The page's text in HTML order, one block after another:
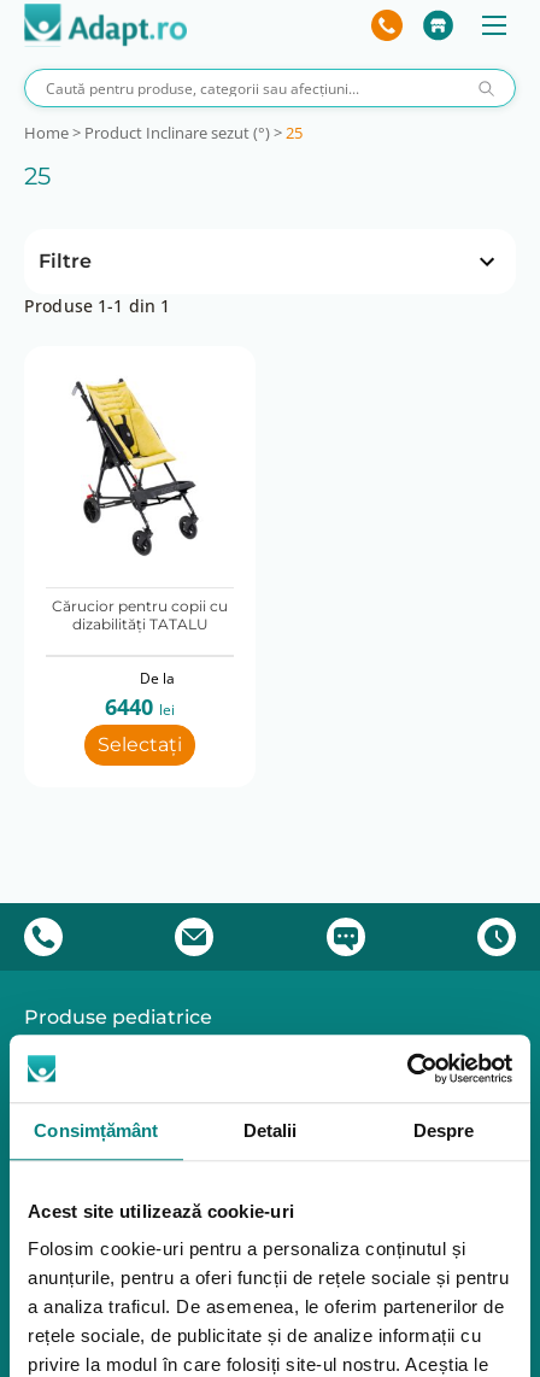
Consimțământ Detalii Despre
Acest site utilizează cookie-uri
Folosim cookie-uri pentru a personaliza conținutul și
anunțurile, pentru a oferi funcții de rețele sociale și pentru
a analiza traficul. De asemenea, le oferim partenerilor de
rețele sociale, de publicitate și de analize informații cu
privire la modul în care folosiți site-ul nostru. Aceștia le
Home> Product Inclinare sezut (°)>25
25
Filtre
Inclinare spatar (°)
Latime pliat (cm)
Lungime pliat (cm)
120
Produse 1-1 din 1
Cărucior pentru copii cu
dizabilităţi TATALU
De la
6440 lei
Selectați
Produse pediatrice
Mobilitate
Reabilitare
Pozitionare
Igiena
Mostre
Dispozitive pentru urcarea scărilor
Rampe pentru scaune cu rotile
Bare de prindere și mânere de baie
Închiriere platforme șenilate
Închiriere rampe acces
Produse pentru adulţi